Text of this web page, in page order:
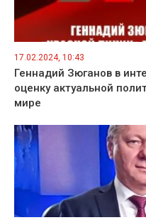
17.02.2024, 10:43
Геннадий Зюганов в
оценку актуальной
мире